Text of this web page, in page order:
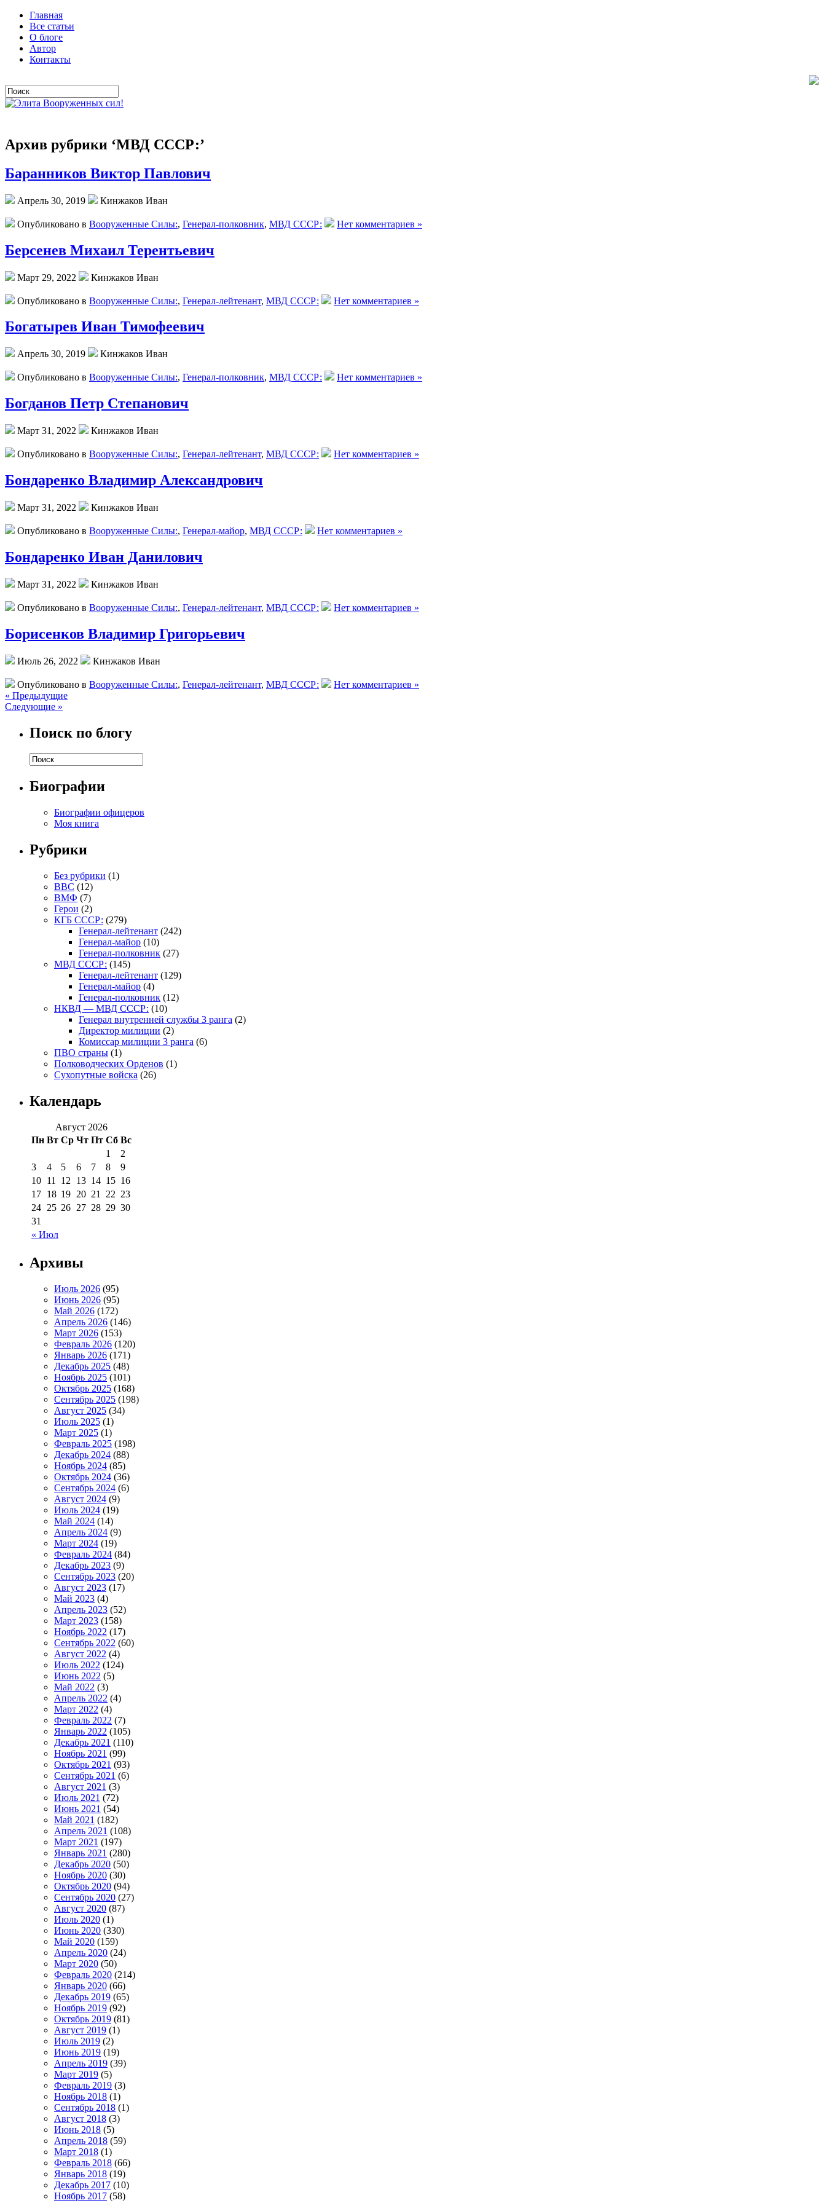
Главная
Все статьи
О блоге
Автор
Контакты
Архив рубрики ‘МВД СССР:’
Баранников Виктор Павлович
Апрель 30, 2019 Кинжаков Иван
Опубликовано в Вооруженные Силы:, Генерал-полковник, МВД СССР: Нет комментариев »
Берсенев Михаил Терентьевич
Март 29, 2022 Кинжаков Иван
Опубликовано в Вооруженные Силы:, Генерал-лейтенант, МВД СССР: Нет комментариев »
Богатырев Иван Тимофеевич
Апрель 30, 2019 Кинжаков Иван
Опубликовано в Вооруженные Силы:, Генерал-полковник, МВД СССР: Нет комментариев »
Богданов Петр Степанович
Март 31, 2022 Кинжаков Иван
Опубликовано в Вооруженные Силы:, Генерал-лейтенант, МВД СССР: Нет комментариев »
Бондаренко Владимир Александрович
Март 31, 2022 Кинжаков Иван
Опубликовано в Вооруженные Силы:, Генерал-майор, МВД СССР: Нет комментариев »
Бондаренко Иван Данилович
Март 31, 2022 Кинжаков Иван
Опубликовано в Вооруженные Силы:, Генерал-лейтенант, МВД СССР: Нет комментариев »
Борисенков Владимир Григорьевич
Июль 26, 2022 Кинжаков Иван
Опубликовано в Вооруженные Силы:, Генерал-лейтенант, МВД СССР:
Нет комментариев »
« Предыдущие
Следующие »
Поиск по блогу
Биографии
Биографии офицеров
Моя книга
Рубрики
Без рубрики (1)
ВВС (12)
ВМФ (7)
Герои (2)
КГБ СССР: (279)
Генерал-лейтенант (242)
Генерал-майор (10)
Генерал-полковник (27)
МВД СССР: (145)
Генерал-лейтенант (129)
Генерал-майор (4)
Генерал-полковник (12)
НКВД — МВД СССР: (10)
Генерал внутренней службы 3 ранга (2)
Директор милиции (2)
Комиссар милиции 3 ранга (6)
ПВО страны (1)
Полководческих Орденов (1)
Сухопутные войска (26)
Календарь
Август 2026
Пн Вт Ср Чт Пт Сб Вс
« Июл
1
2
3
4 5 6 7 8
9
10 11 12 13 14 15 16
17 18 19 20 21 22 23
24 25 26 27 28 29 30
31
Архивы
Июль 2026 (95)
Июнь 2026 (95)
Май 2026 (172)
Апрель 2026 (146)
Март 2026 (153)
Февраль 2026 (120)
Январь 2026 (171)
Декабрь 2025 (48)
Ноябрь 2025 (101)
Октябрь 2025 (168)
Сентябрь 2025 (198)
Август 2025 (34)
Июль 2025 (1)
Март 2025 (1)
Февраль 2025 (198)
Декабрь 2024 (88)
Ноябрь 2024 (85)
Октябрь 2024 (36)
Сентябрь 2024 (6)
Август 2024 (9)
Июль 2024 (19)
Май 2024 (14)
Апрель 2024 (9)
Март 2024 (19)
Февраль 2024 (84)
Декабрь 2023 (9)
Сентябрь 2023 (20)
Август 2023 (17)
Май 2023 (4)
Апрель 2023 (52)
Март 2023 (158)
Ноябрь 2022 (17)
Сентябрь 2022 (60)
Август 2022 (4)
Июль 2022 (124)
Июнь 2022 (5)
Май 2022 (3)
Апрель 2022 (4)
Март 2022 (4)
Февраль 2022 (7)
Январь 2022 (105)
Декабрь 2021 (110)
Ноябрь 2021 (99)
Октябрь 2021 (93)
Сентябрь 2021 (6)
Август 2021 (3)
Июль 2021 (72)
Июнь 2021 (54)
Май 2021 (182)
Апрель 2021 (108)
Март 2021 (197)
Январь 2021 (280)
Декабрь 2020 (50)
Ноябрь 2020 (30)
Октябрь 2020 (94)
Сентябрь 2020 (27)
Август 2020 (87)
Июль 2020 (1)
Июнь 2020 (330)
Май 2020 (159)
Апрель 2020 (24)
Март 2020 (50)
Февраль 2020 (214)
Январь 2020 (66)
Декабрь 2019 (65)
Ноябрь 2019 (92)
Октябрь 2019 (81)
Август 2019 (1)
Июль 2019 (2)
Июнь 2019 (19)
Апрель 2019 (39)
Март 2019 (5)
Февраль 2019 (3)
Ноябрь 2018 (1)
Сентябрь 2018 (1)
Август 2018 (3)
Июнь 2018 (5)
Апрель 2018 (59)
Март 2018 (1)
Февраль 2018 (66)
Январь 2018 (19)
Декабрь 2017 (10)
Ноябрь 2017 (58)